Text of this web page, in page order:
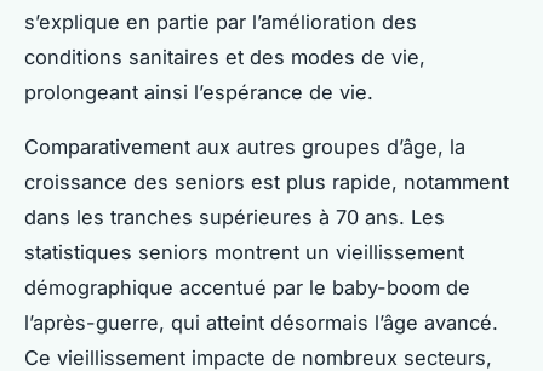
s’explique en partie par l’amélioration des
conditions sanitaires et des modes de vie,
prolongeant ainsi l’espérance de vie.
Comparativement aux autres groupes d’âge, la
croissance des seniors est plus rapide, notamment
dans les tranches supérieures à 70 ans. Les
statistiques seniors montrent un vieillissement
démographique accentué par le baby-boom de
l’après-guerre, qui atteint désormais l’âge avancé.
Ce vieillissement impacte de nombreux secteurs,